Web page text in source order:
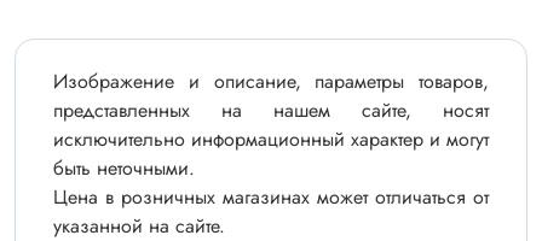
Изображение и описание, параметры товаров,
представленных на нашем сайте, носят
исключительно информационный характер и могут
быть неточными.
Цена в розничных магазинах может отличаться от
указанной на сайте.